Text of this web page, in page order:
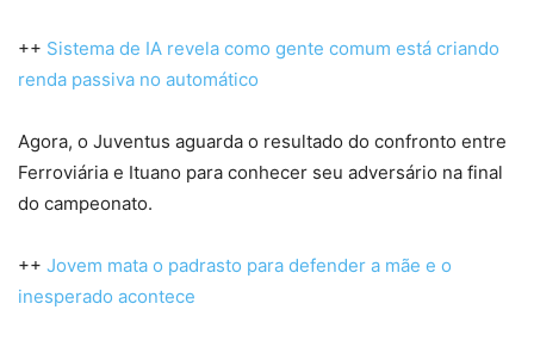
++ Sistema de IA revela como gente comum está criando
renda passiva no automático
Agora, o Juventus aguarda o resultado do confronto entre
Ferroviária e Ituano para conhecer seu adversário na final
do campeonato.
++ Jovem mata o padrasto para defender a mãe e o
inesperado acontece